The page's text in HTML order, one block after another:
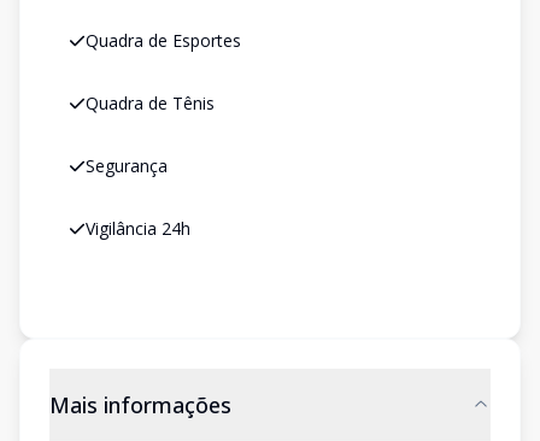
Quadra de Esportes
Quadra de Tênis
Segurança
Vigilância 24h
Mais informações